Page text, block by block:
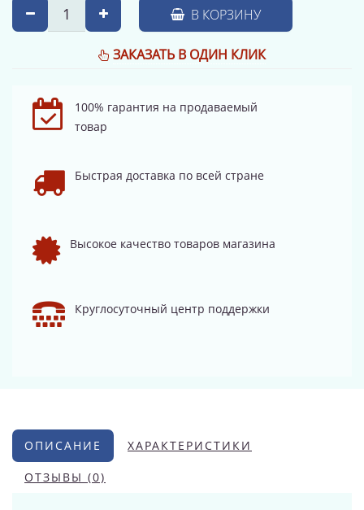
В КОРЗИНУ
ЗАКАЗАТЬ В ОДИН КЛИК
100% гарантия на продаваемый
товар
Быстрая доставка по всей стране
Высокое качество товаров магазина
Круглосуточный центр поддержки
ОПИСАНИЕ ХАРАКТЕРИСТИКИ
ОТЗЫВЫ (0)